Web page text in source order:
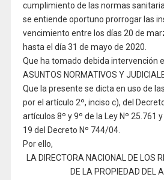
cumplimiento de las normas
se entiende oportuno prorrogar las
vencimiento entre los días 20 de
hasta el día 31 de mayo de 2020.
Que ha tomado debida intervención
ASUNTOS NORMATIVOS Y
Que la presente se dicta en uso de
por el artículo 2º, inciso c), del
artículos 8º y 9º de la Ley Nº 25.761
19 del Decreto Nº 744/04.
Por ello,
LA DIRECTORA NACIONAL DE LOS
DE LA PROPIEDAD DEL